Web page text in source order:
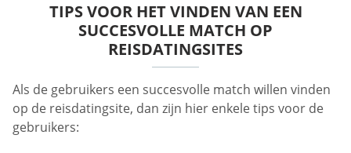
TIPS VOOR HET VINDEN VAN EEN
SUCCESVOLLE MATCH OP
REISDATINGSITES
Als de gebruikers een succesvolle match willen vinden
op de reisdatingsite, dan zijn hier enkele tips voor de
gebruikers: